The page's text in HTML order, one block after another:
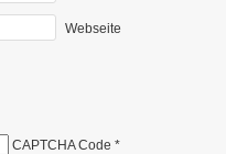
Webseite
CAPTCHA Code *